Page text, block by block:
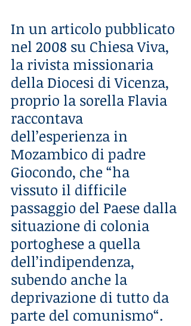
In un articolo pubblicato
nel 2008 su Chiesa Viva,
la rivista missionaria
della Diocesi di Vicenza,
proprio la sorella Flavia
raccontava
dell’esperienza in
Mozambico di padre
Giocondo, che “ha
vissuto il difficile
passaggio del Paese dalla
situazione di colonia
portoghese a quella
dell’indipendenza,
subendo anche la
deprivazione di tutto da
parte del comunismo“.